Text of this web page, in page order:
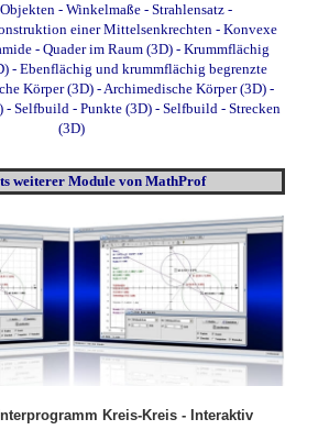
- Winkelmaße- Strahlensatz-
einer Mittelsenkrechten - Konvexe
- Quader im Raum (3D)- Krummflächig
- Ebenflächig und krummflächig begrenzte
Körper (3D) -Archimedische Körper (3D) -
- Selfbuild - Punkte (3D) - Selfbuild - Strecken
(3D)
weiterer Module von MathProf
Kreis-Kreis - Interaktiv